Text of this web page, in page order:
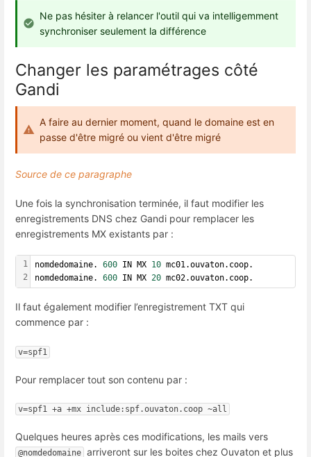
Ne pas hésiter à relancer l'outil qui va intelligemment
synchroniser seulement la différence
Changer les paramétrages côté
Gandi
A faire au dernier moment, quand le domaine est en
passe d'être migré ou vient d'être migré
Source de ce paragraphe
Une fois la synchronisation terminée, il faut modifier les
enregistrements DNS chez Gandi pour remplacer les
enregistrements MX existants par :
1
2
nomdedomaine. 600 IN MX 10 mc01.ouvaton.coop.
nomdedomaine. 600 IN MX 20 mc02.ouvaton.coop.
Il faut également modifier l’enregistrement TXT qui
commence par :
v=spf1
Pour remplacer tout son contenu par :
v=spf1 +a +mx include:spf.ouvaton.coop ~all
Quelques heures après ces modifications, les mails vers
@nomdedomaine arriveront sur les boites chez Ouvaton et plus